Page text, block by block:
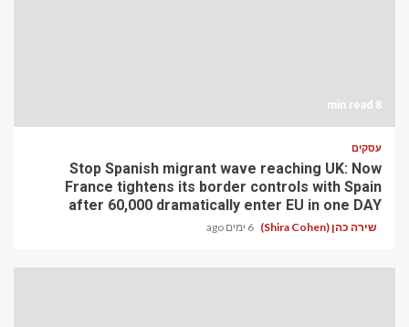
8 min read
עסקים
Stop Spanish migrant wave reaching UK: Now
France tightens its border controls with Spain
after 60,000 dramatically enter EU in one DAY
שירה כהן (Shira Cohen) 6 ימים ago